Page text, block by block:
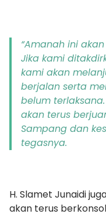
“Amanah ini
Jika kami
kami akan
berjalan serta
belum
akan terus
Sampang dan
tegasnya.
H. Slamet Junaidi
akan terus